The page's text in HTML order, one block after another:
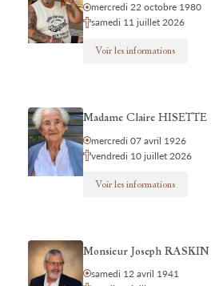
mercredi 22 octobre 1980
samedi 11 juillet 2026
Voir les informations
Madame Claire HISETTE
mercredi 07 avril 1926
vendredi 10 juillet 2026
Voir les informations
Monsieur Joseph RASKIN
samedi 12 avril 1941